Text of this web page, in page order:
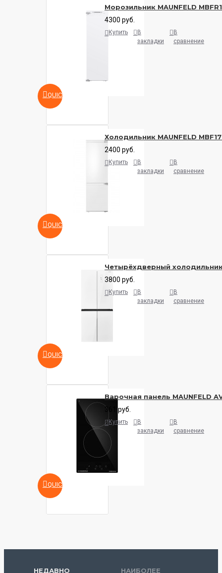
QUICKVIEW
Морозильник MAUNFELD
4300 руб.
Купить
В
закладки
В
сравнение
QUICKVIEW
Холодильник MAUNFELD
2400 руб.
Купить
В
закладки
В
сравнение
QUICKVIEW
Четырёхдверный холодильник
3800 руб.
Купить
В
закладки
В
сравнение
QUICKVIEW
Варочная панель MAUNFELD
361 руб.
Купить
В
закладки
В
сравнение
НЕДАВНО НАИБОЛЕЕ